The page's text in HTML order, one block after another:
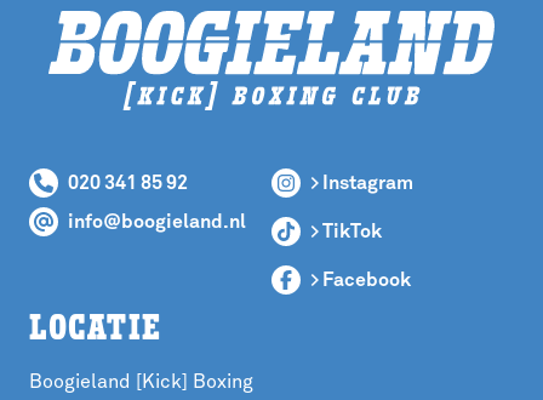
020 341 85 92
info@boogieland.nl
> Instagram
> TikTok
> Facebook
LOCATIE
Boogieland [Kick] Boxing